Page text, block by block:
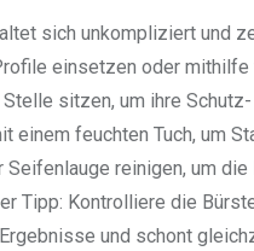
sich unkompliziert und
einsetzen oder
sitzen, um ihre
feuchten Tuch, um
reinigen, um
Tipp: Kontrolliere die
und schont